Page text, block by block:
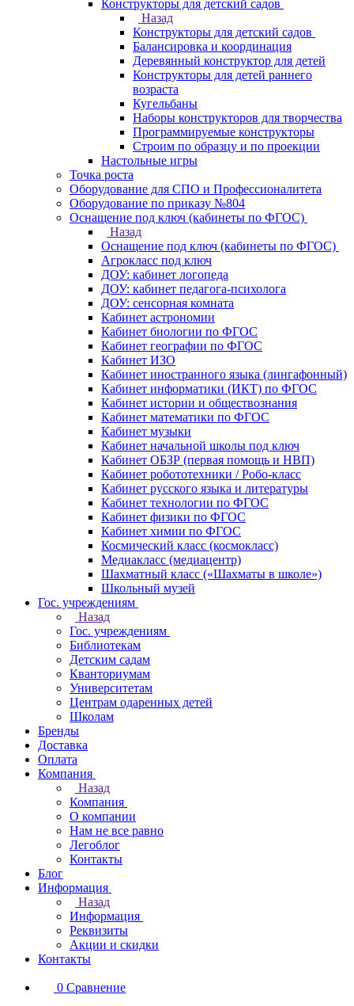
Конструкторы для детский садов
Назад
Конструкторы для детский садов
Балансировка и координация
Деревянный конструктор для детей
Конструкторы для детей раннего
возраста
Кугельбаны
Наборы конструкторов для творчества
Программируемые конструкторы
Строим по образцу и по проекции
Настольные игры
Точка роста
Оборудование для СПО и Профессионалитета
Оборудование по приказу №804
Оснащение под ключ (кабинеты по ФГОС)
Назад
Оснащение под ключ (кабинеты по ФГОС)
Агрокласс под ключ
ДОУ: кабинет логопеда
ДОУ: кабинет педагога-психолога
ДОУ: сенсорная комната
Кабинет астрономии
Кабинет биологии по ФГОС
Кабинет географии по ФГОС
Кабинет ИЗО
Кабинет иностранного языка (лингафонный)
Кабинет информатики (ИКТ) по ФГОС
Кабинет истории и обществознания
Кабинет математики по ФГОС
Кабинет музыки
Кабинет начальной школы под ключ
Кабинет ОБЗР (первая помощь и НВП)
Кабинет робототехники / Робо-класс
Кабинет русского языка и литературы
Кабинет технологии по ФГОС
Кабинет физики по ФГОС
Кабинет химии по ФГОС
Космический класс (космокласс)
Медиакласс (медиацентр)
Шахматный класс («Шахматы в школе»)
Школьный музей
Гос. учреждениям
Назад
Гос. учреждениям
Библиотекам
Детским садам
Кванториумам
Университетам
Центрам одаренных детей
Школам
Бренды
Доставка
Оплата
Компания
Назад
Компания
О компании
Нам не все равно
Легоблог
Контакты
Блог
Информация
Назад
Информация
Реквизиты
Акции и скидки
Контакты
0 Сравнение